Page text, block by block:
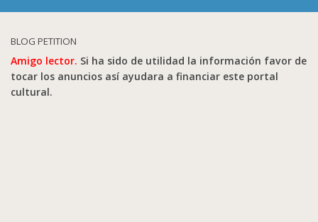
BLOG PETITION
Amigo lector. Si ha sido de utilidad la información favor de
tocar los anuncios así ayudara a financiar este portal
cultural.